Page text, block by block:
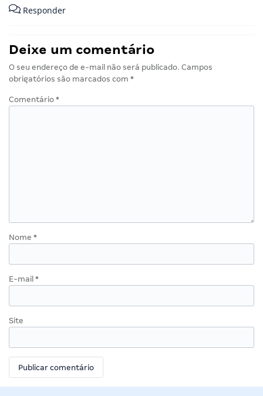
Responder
Deixe um comentário
O seu endereço de e-mail não será publicado. Campos
obrigatórios são marcados com *
Comentário *
Nome *
E-mail *
Site